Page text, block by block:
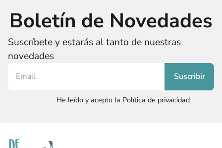
Boletín de Novedades
Suscríbete y estarás al tanto de nuestras
novedades
He leído y acepto la Política de privacidad